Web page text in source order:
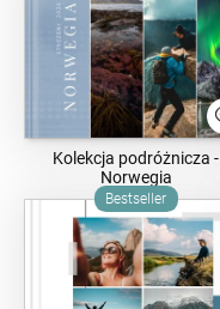
Kolekcja podróżnicza -
Norwegia
Bestseller